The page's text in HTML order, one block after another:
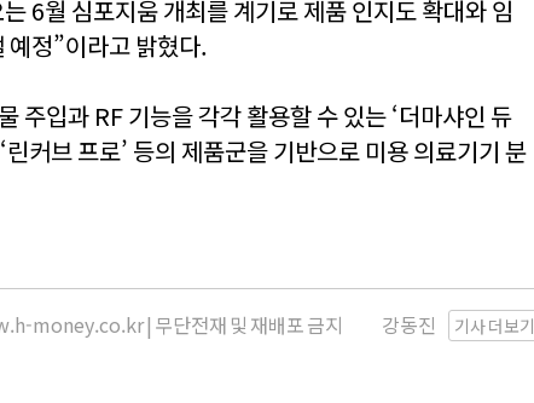
6월 심포지움 개최를 계기로 제품 인지도 확대와 임
예정”이라고 밝혔다.
주입과 RF 기능을 각각 활용할 수 있는 ‘더마샤인 듀
커브 프로’ 등의 제품군을 기반으로 미용 의료기기 분
money.co.kr | 무단전재 및 재배포 금지 기사 더보기
강동진